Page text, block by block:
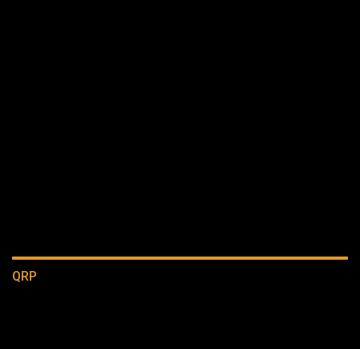
QRP